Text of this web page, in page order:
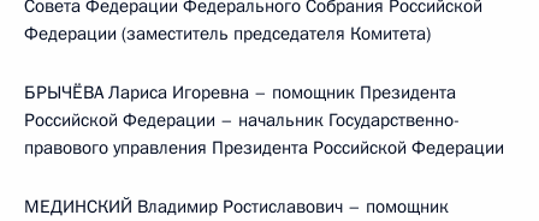
Совета Федерации Федерального Собрания Российской
Федерации (заместитель председателя Комитета)
БРЫЧЁВА Лариса Игоревна – помощник Президента
Российской Федерации – начальник Государственно-
правового управления Президента Российской Федерации
МЕДИНСКИЙ Владимир Ростиславович – помощник